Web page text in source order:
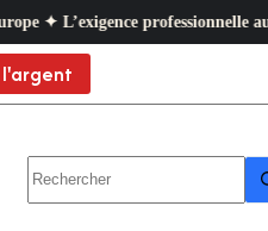
au service de votre